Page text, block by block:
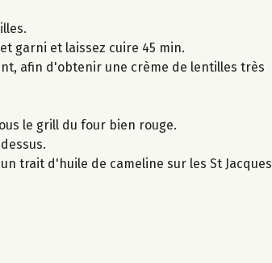
garni et laissez cuire 45 min.
afin d'obtenir une crème de lentilles très
le grill du four bien rouge.
trait d'huile de cameline sur les St Jacques